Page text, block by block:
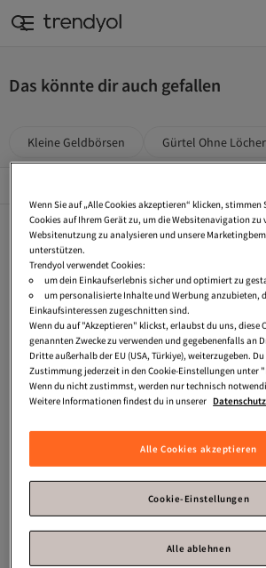
Das könnte dir auch gefallen
Kleine Geldbörsen Gürtel Ohne Löcher
Kleine Geldbörsen Gürtel Ohne Löcher
Beuteltaschen
Manschettenknöpfe Gold
Kajalstifte Für Empfindliche Augen
Sonnenbrillen Ohne RahmenKulturbeutel Plastik
Fahrrad Sonnenbrillen Ohrringe 333 Gold
Ohrringe Gold 585
Silberringe Mit Bernstein
Gold Creolen
Rucksack Mit Rollen
Gabor Weiß Accessoires
Gabor Schwarz Outdoor
Gabor Schwarz Sneaker Gabor Herren Taschen
Wenn Sie auf „Alle Cookies akzeptieren“ klicken, stimmen
Cookies auf Ihrem Gerät zu, um die Websitenavigation zu
Websitenutzung zu analysieren und unsere
unterstützen.
Trendyol verwendet Cookies:
um dein Einkaufserlebnis sicher und optimiert zu
um personalisierte Inhalte und Werbung anzubieten,
Einkaufsinteressen zugeschnitten sind.
Wenn du auf "Akzeptieren" klickst, erlaubst du uns, diese
genannten Zwecke zu verwenden und gegebenenfalls an
Dritte außerhalb der EU (USA, Türkiye), weiterzugeben.
Zustimmung jederzeit in den Cookie-Einstellungen unter
Wenn du nicht zustimmst, werden nur technisch
Weitere Informationen findest du in unserer
Alle Cookies akzeptieren
Cookie-Einstellungen
Alle ablehnen